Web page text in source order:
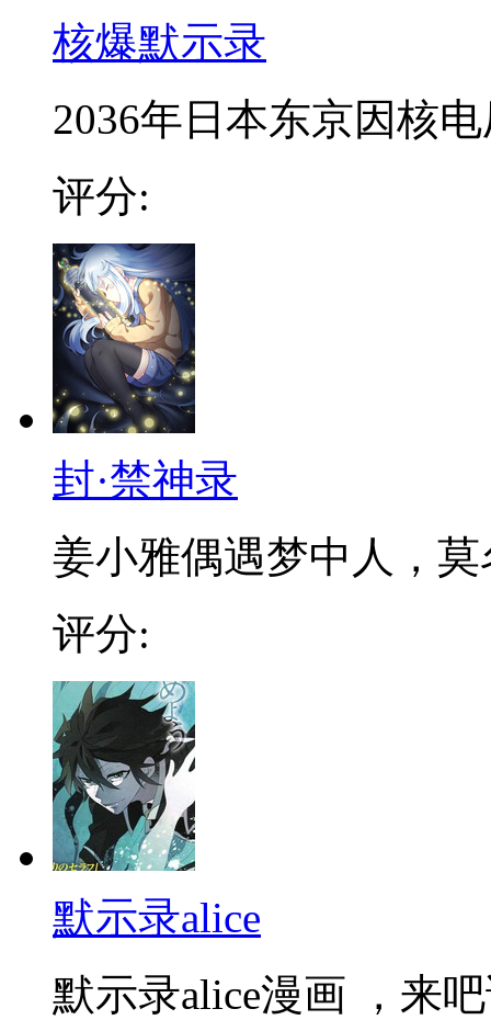
核爆默示录
2036年日本东京因核
评分:
封·禁神录
姜小雅偶遇梦中人，
评分:
默示录alice
默示录alice漫画 ，来